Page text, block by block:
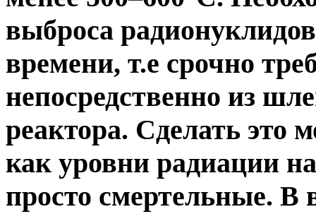
выброса
времени, т.е срочно
непосредственно из
реактора. Сделать это
как уровни радиации
просто смертельные.